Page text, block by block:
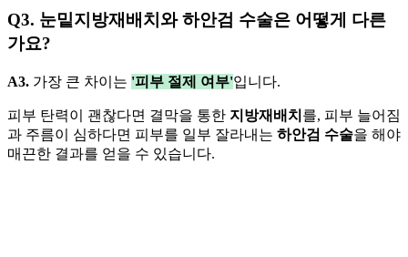
Q3. 눈밑지방재배치와 하안검 수술은 어떻게 다른
가요?
A3. 가장 큰 차이는 '피부 절제 여부'입니다.
피부 탄력이 괜찮다면 결막을 통한 지방재배치 를, 피부 늘어짐
과 주름이 심하다면 피부를 일부 잘라내는 하안검 수술을 해야
매끈한 결과를 얻을 수 있습니다.